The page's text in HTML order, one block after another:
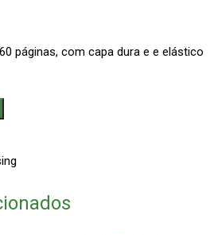
páginas, com capa dura e e elástico